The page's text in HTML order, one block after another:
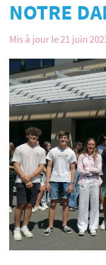
NOTRE
Mis à jour le 21 juin